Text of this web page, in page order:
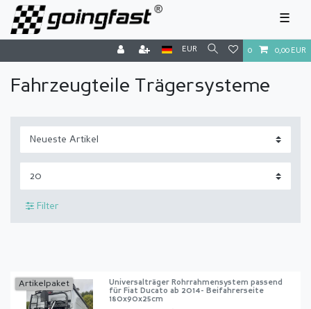
☰
EUR 0 0,00 EUR
Fahrzeugteile Trägersysteme
Filter
Artikelpaket
Universalträger Rohrrahmensystem passend
für Fiat Ducato ab 2014- Beifahrerseite
180x90x25cm